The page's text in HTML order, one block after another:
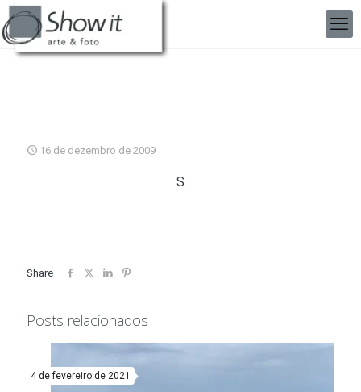
16 de dezembro de 2009
S
Share
Posts relacionados
4 de fevereiro de 2021